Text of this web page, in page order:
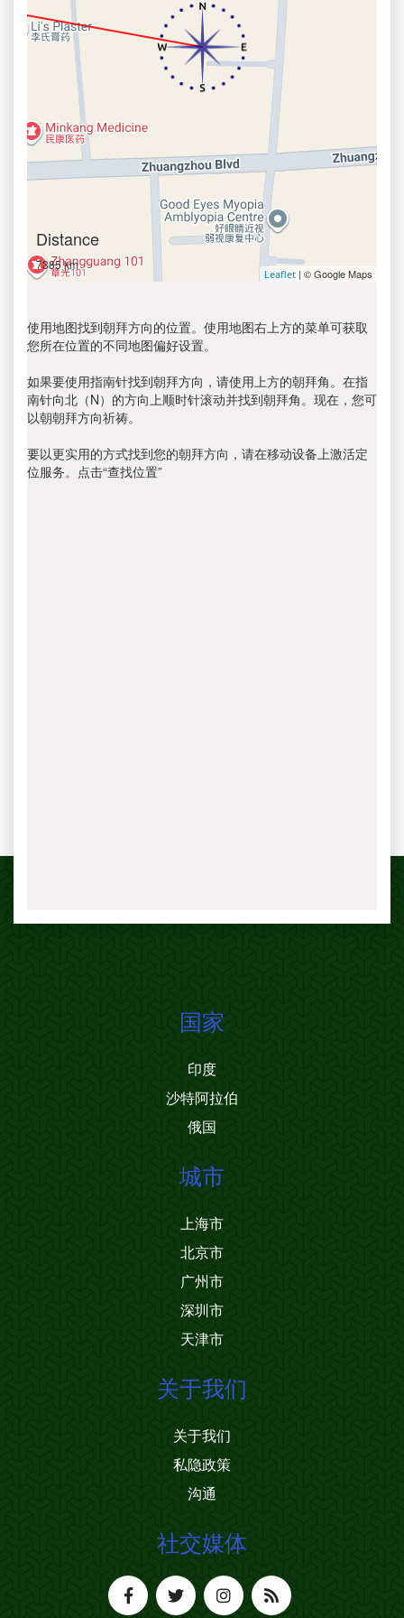
Distance
7385 km
Leaflet | © Google Maps
使用地图找到朝拜方向的位置。使用地图右上方的菜单可获取
您所在位置的不同地图偏好设置。
如果要使用指南针找到朝拜方向，请使用上方的朝拜角。在指
南针向北（N）的方向上顺时针滚动并找到朝拜角。现在，您可
以朝朝拜方向祈祷。
要以更实用的方式找到您的朝拜方向，请在移动设备上激活定
位服务。点击“查找位置”
国家
印度
沙特阿拉伯
俄国
城市
上海市
北京市
广州市
深圳市
天津市
关于我们
关于我们
私隐政策
沟通
社交媒体